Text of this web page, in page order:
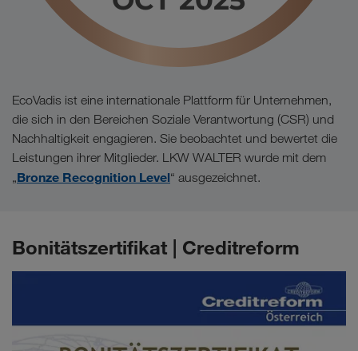
EcoVadis ist eine internationale Plattform für Unternehmen,
die sich in den Bereichen Soziale Verantwortung (CSR) und
Nachhaltigkeit engagieren. Sie beobachtet und bewertet die
Leistungen ihrer Mitglieder. LKW WALTER wurde mit dem
„Bronze Recognition Level“ ausgezeichnet.
Bonitätszertifikat | Creditreform